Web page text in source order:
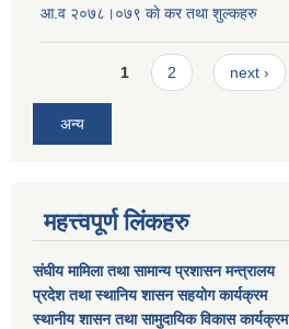
आ.व २०७८।०७९ काे कर तथा शुल्कहरु
Pages1 2 next ›
अन्य
महत्त्वपूर्ण लिंकहरु
संघीय मामिला तथा सामान्य प्रशासन मन्त्रालय
प्रदेश तथा स्थानिय शासन सहयोग कार्यक्रम
स्थानीय शासन तथा सामुदायिक विकास कार्यक्रम